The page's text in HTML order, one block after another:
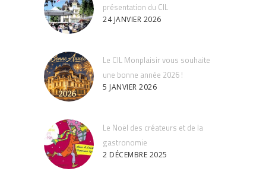
présentation du CIL
24 JANVIER 2026
Le CIL Monplaisir vous souhaite
une bonne année 2026 !
5 JANVIER 2026
Le Noël des créateurs et de la
gastronomie
2 DÉCEMBRE 2025